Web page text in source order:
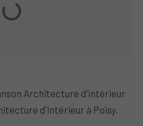
Architecture d'intérieur
d'intérieur à Poisy.